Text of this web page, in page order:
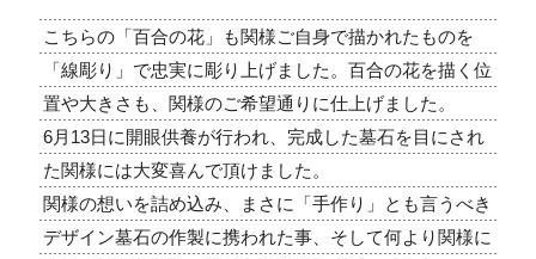
こちらの「百合の花」も関様ご自身で描かれたものを
「線彫り」で忠実に彫り上げました。百合の花を描く位
置や大きさも、関様のご希望通りに仕上げました。
6月13日に開眼供養が行われ、完成した墓石を目にされ
た関様には大変喜んで頂けました。
関様の想いを詰め込み、まさに「手作り」とも言うべき
デザイン墓石の作製に携われた事、そして何より関様に